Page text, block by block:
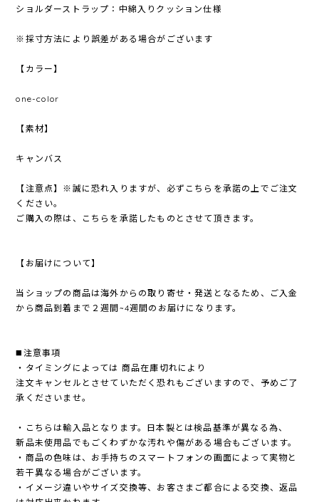
ショルダーストラップ：中綿入りクッション仕様
※採寸方法により誤差がある場合がございます
【カラー】
one-color
【素材】
キャンバス
【注意点】※誠に恐れ入りますが、必ずこちらを承諾の上でご注文
ください。
ご購入の際は、こちらを承諾したものとさせて頂きます。
【お届けについて】
当ショップの商品は海外からの取り寄せ・発送となるため、ご入金
から商品到着まで２週間~4週間のお届けになります。
◼️注意事項
・タイミングによっては 商品在庫切れにより
注文キャンセルとさせていただく恐れもございますので、予めご了
承くださいませ。
・こちらは輸入品となります。日本製とは検品基準が異なる為、
新品未使用品でもごくわずかな汚れや傷がある場合もございます。
・商品の色味は、お手持ちのスマートフォンの画面によって実物と
若干異なる場合がございます。
・イメージ違いやサイズ交換等、お客さまご都合による交換、返品